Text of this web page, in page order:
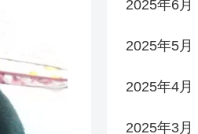
2025年6月
2025年5月
2025年4月
2025年3月